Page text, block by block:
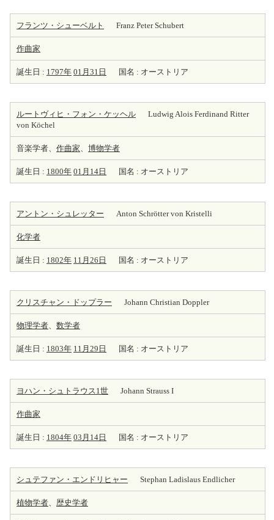
フランツ・シューベルト Franz Peter Schubert
作曲家
誕生日 : 1797年 01月31日 国名 : オーストリア
ルートヴィヒ・フォン・ケッヘル
Ludwig Alois Ferdinand Ritter
von Köchel
音楽学者、 作曲家、 博物学者
誕生日 : 1800年 01月14日 国名 : オーストリア
アントン・シュレッター Anton Schrötter von Kristelli
化学者
誕生日 : 1802年 11月26日 国名 : オーストリア
クリスチャン・ドップラー Johann Christian Doppler
物理学者、 数学者
誕生日 : 1803年 11月29日 国名 : オーストリア
ヨハン・シュトラウス1世 Johann Strauss I
作曲家
誕生日 : 1804年 03月14日 国名 : オーストリア
シュテファン・エンドリヒャー Stephan Ladislaus Endlicher
植物学者、 歴史学者